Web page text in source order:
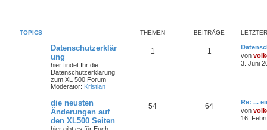
TOPICS THEMEN BEITRÄGE
Datenschutzerklär
ung
hier findet Ihr die
Datenschutzerklärung
zum XL 500 Forum
Moderator: Kristian
1 1
von
3. Juni
die neusten
Änderungen auf
den XL500 Seiten
54 64
Re: ...
von
16.